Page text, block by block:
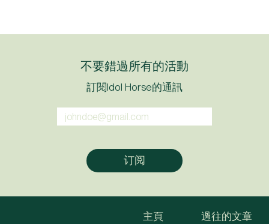
不要錯過所有的活動
訂閱Idol Horse的通訊
主頁
過往的文章